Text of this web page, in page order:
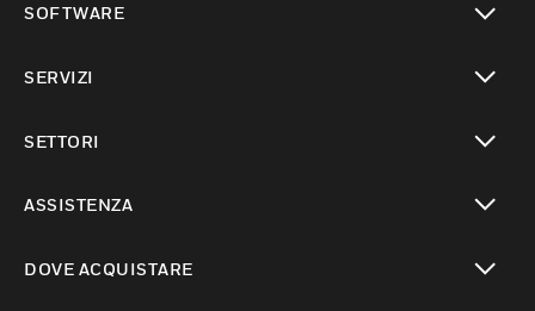
SOFTWARE
SERVIZI
SETTORI
ASSISTENZA
DOVE ACQUISTARE